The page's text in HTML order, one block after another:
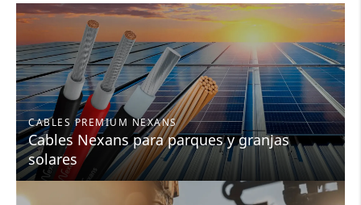
CABLES PREMIUM NEXANS
Cables Nexans para parques y granjas
solares